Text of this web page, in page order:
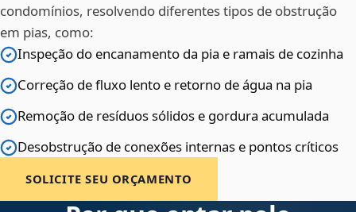
condomínios, resolvendo diferentes tipos de obstrução
em pias, como:
Inspeção do encanamento da pia e ramais de cozinha
Correção de fluxo lento e retorno de água na pia
Remoção de resíduos sólidos e gordura acumulada
Desobstrução de conexões internas e pontos críticos
SOLICITE SEU ORÇAMENTO